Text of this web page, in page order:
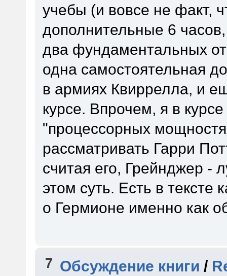
учебы (и вовсе не факт,
дополнительные 6
два фундаментальных
одна самостоятельная
в армиях Квиррелла, и
курсе. Впрочем, я в
"процессорных
рассматривать Гарри
считая его, Грейнджер -
этом суть. Есть в тексте
о Гермионе именно как
7 Обсуждение книги /